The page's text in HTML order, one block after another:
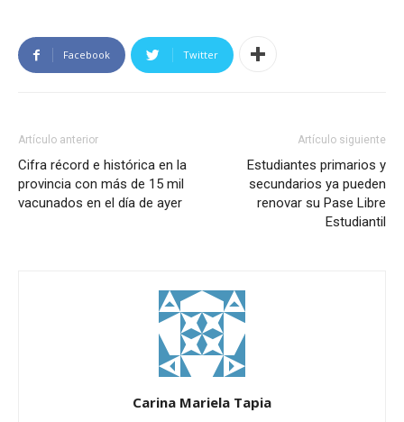
Facebook Twitter
Artículo anterior
Cifra récord e histórica en la
provincia con más de 15 mil
vacunados en el día de ayer
Artículo siguiente
Estudiantes primarios y
secundarios ya pueden
renovar su Pase Libre
Estudiantil
Carina Mariela Tapia